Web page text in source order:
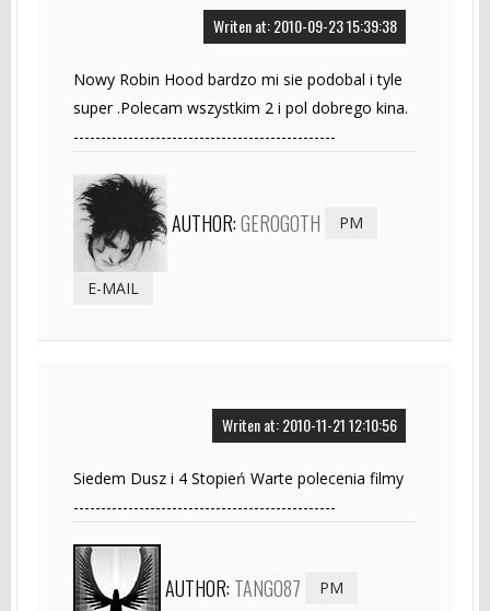
Writen at: 2010-09-23 15:39:38
Nowy Robin Hood bardzo mi sie podobal i tyle
super .Polecam wszystkim 2 i pol dobrego kina.
------------------------------------------------
AUTHOR:GEROGOTH PM
E-MAIL
Writen at: 2010-11-21 12:10:56
Siedem Dusz i 4 Stopień Warte polecenia filmy
------------------------------------------------
AUTHOR: TANGO87 PM